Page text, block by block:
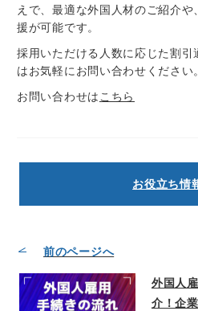
えで、最適な外国人材のご紹介
援が可能です。
採用いただける人数に応じた割
はお気軽にお問い合わせください。
お問い合わせはこちら
お役立ち情
前のページへ
外国人
介！企